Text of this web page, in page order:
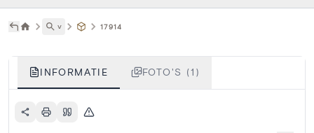
˅ 17914
INFORMATIE FOTO'S (1)